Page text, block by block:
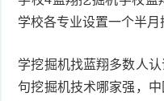
学校各专业设置一个半月
学挖掘机找蓝翔多数人
句挖掘机技术哪家强，